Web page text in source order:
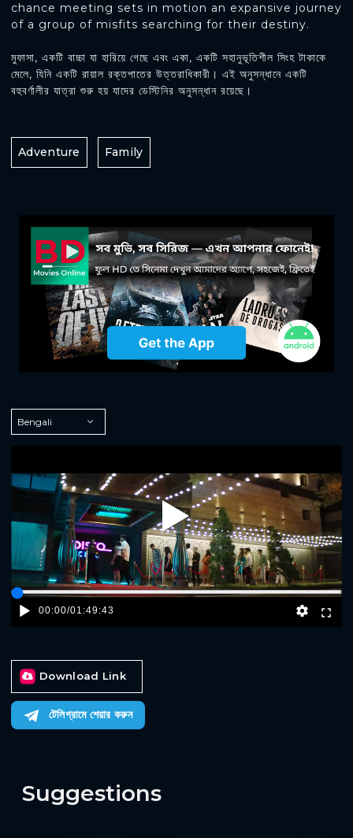
chance meeting sets in motion an expansive journey
of a group of misfits searching for their destiny.
মুফাসা, একটি বাচ্চা যা হারিয়ে গেছে এবং একা, একটি সহানুভূতিশীল সিংহ টাকাকে
মেলে, যিনি একটি রায়াল রক্তপাতের উত্তরাধিকারী। এই অনুসন্ধানে একটি
বহুবর্ণালীর যাত্রা শুরু হয় যাদের ডেস্টিনির অনুসন্ধান রয়েছে।
Adventure Family
Play
00:00/01:49:43
Download Link
টেলিগ্রামে শেয়ার করুন
Suggestions